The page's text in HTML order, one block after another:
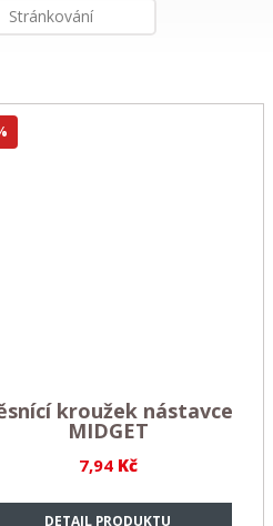
Stránkování
7,94 Kč
DETAIL PRODUKTU
kroužek nástavce
MIDGET